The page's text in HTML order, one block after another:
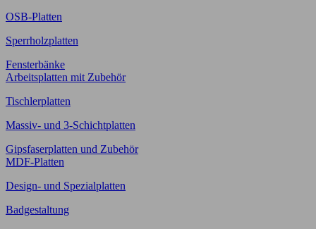
OSB-Platten
Sperrholzplatten
Fensterbänke
Arbeitsplatten mit Zubehör
Tischlerplatten
Massiv- und 3-Schichtplatten
Gipsfaserplatten und Zubehör
MDF-Platten
Design- und Spezialplatten
Badgestaltung